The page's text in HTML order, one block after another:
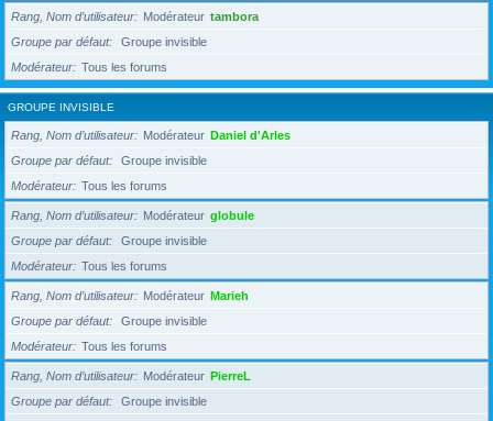
Rang, Nom d’utilisateur Modérateur tambora
Groupe par défaut
Groupe invisible
Modérateur
Tous les forums
GROUPE INVISIBLE
Rang, Nom d’utilisateur Modérateur Daniel d'Arles
Groupe par défaut
Groupe invisible
Modérateur
Tous les forums
Rang, Nom d’utilisateur Modérateur globule
Groupe par défaut
Groupe invisible
Modérateur
Tous les forums
Rang, Nom d’utilisateur Modérateur Marieh
Groupe par défaut
Groupe invisible
Modérateur
Tous les forums
Rang, Nom d’utilisateur Modérateur PierreL
Groupe par défaut
Groupe invisible